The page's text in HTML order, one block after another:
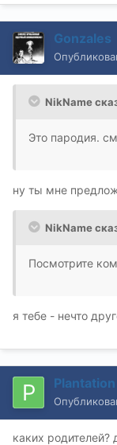
Gonzales
NikName
Это пародия.
ну ты мне
NikName
Посмотрите
я тебе - нечто
каких родителей?